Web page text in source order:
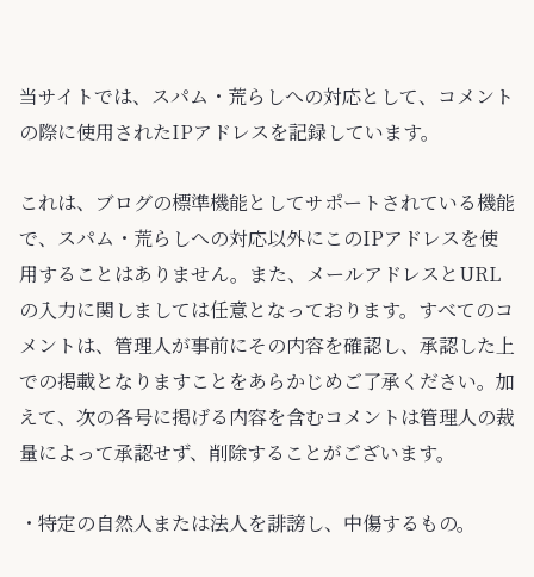
当サイトでは、スパム・荒らしへの対応として、コメント
の際に使用されたIPアドレスを記録しています。
これは、ブログの標準機能としてサポートされている機能
で、スパム・荒らしへの対応以外にこのIPアドレスを使
用することはありません。また、メールアドレスとURL
の入力に関しましては任意となっております。すべてのコ
メントは、管理人が事前にその内容を確認し、承認した上
での掲載となりますことをあらかじめご了承ください。加
えて、次の各号に掲げる内容を含むコメントは管理人の裁
量によって承認せず、削除することがございます。
・特定の自然人または法人を誹謗し、中傷するもの。